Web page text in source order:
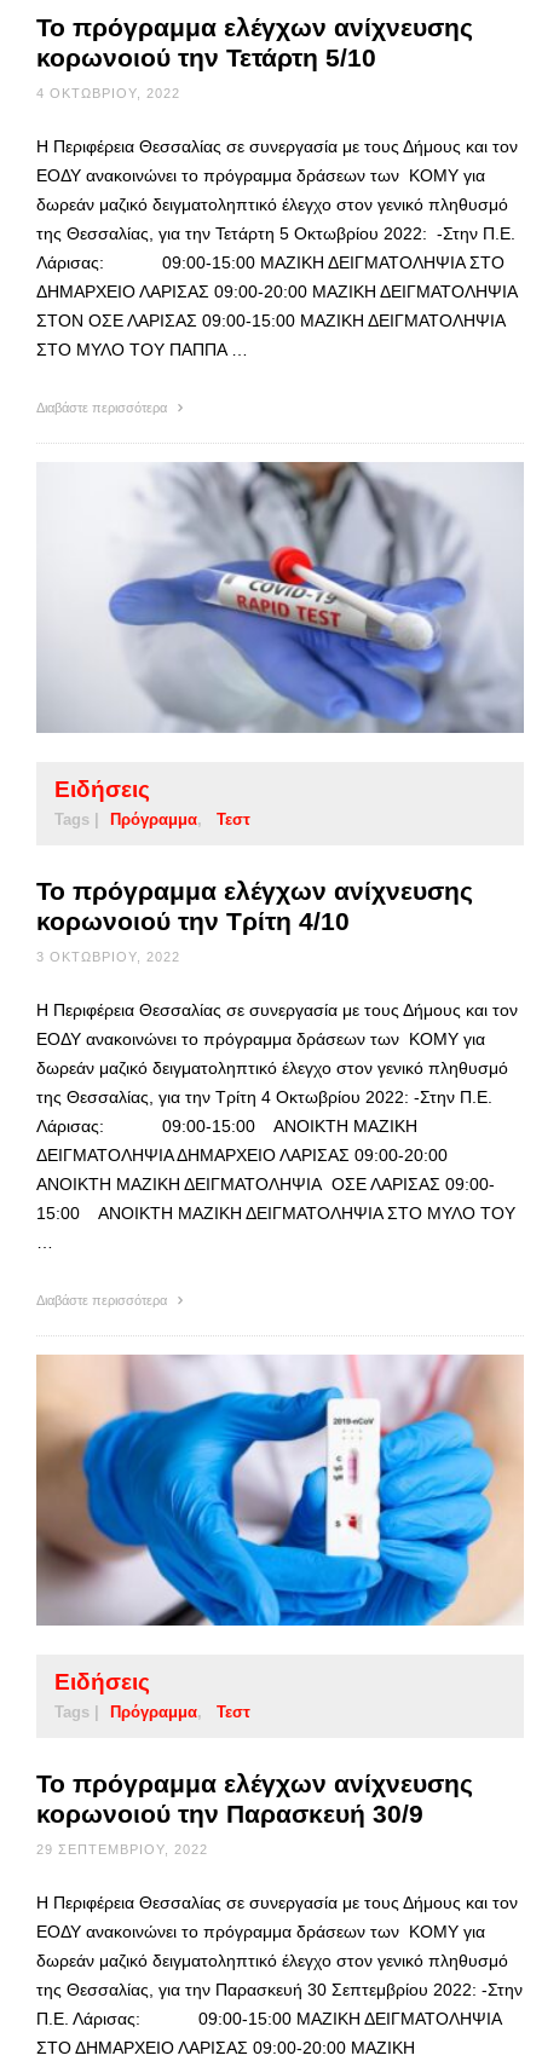
Το πρόγραμμα ελέγχων ανίχνευσης
κορωνοιού την Τετάρτη 5/10
4 ΟΚΤΩΒΡΊΟΥ, 2022
Η Περιφέρεια Θεσσαλίας σε συνεργασία με τους Δήμους και τον
ΕΟΔΥ ανακοινώνει το πρόγραμμα δράσεων των ΚΟΜΥ για
δωρεάν μαζικό δειγματοληπτικό έλεγχο στον γενικό πληθυσμό
της Θεσσαλίας, για την Τετάρτη 5 Οκτωβρίου 2022: -Στην Π.Ε.
Λάρισας: 09:00-15:00 ΜΑΖΙΚΗ ΔΕΙΓΜΑΤΟΛΗΨΙΑ ΣΤΟ
ΔΗΜΑΡΧΕΙΟ ΛΑΡΙΣΑΣ 09:00-20:00 ΜΑΖΙΚΗ ΔΕΙΓΜΑΤΟΛΗΨΙΑ
ΣΤΟΝ ΟΣΕ ΛΑΡΙΣΑΣ 09:00-15:00 ΜΑΖΙΚΗ ΔΕΙΓΜΑΤΟΛΗΨΙΑ
ΣΤΟ ΜΥΛΟ ΤΟΥ ΠΑΠΠΑ …
Διαβάστε περισσότερα
Ειδήσεις
Tags | Πρόγραμμα Τεστ
Το πρόγραμμα ελέγχων ανίχνευσης
κορωνοιού την Τρίτη 4/10
3 ΟΚΤΩΒΡΊΟΥ, 2022
Η Περιφέρεια Θεσσαλίας σε συνεργασία με τους Δήμους και τον
ΕΟΔΥ ανακοινώνει το πρόγραμμα δράσεων των ΚΟΜΥ για
δωρεάν μαζικό δειγματοληπτικό έλεγχο στον γενικό πληθυσμό
της Θεσσαλίας, για την Τρίτη 4 Οκτωβρίου 2022: -Στην Π.Ε.
Λάρισας: 09:00-15:00 ΑΝΟΙΚΤΗ ΜΑΖΙΚΗ
ΔΕΙΓΜΑΤΟΛΗΨΙΑ ΔΗΜΑΡΧΕΙΟ ΛΑΡΙΣΑΣ 09:00-20:00
ΑΝΟΙΚΤΗ ΜΑΖΙΚΗ ΔΕΙΓΜΑΤΟΛΗΨΙΑ ΟΣΕ ΛΑΡΙΣΑΣ 09:00-
15:00 ΑΝΟΙΚΤΗ ΜΑΖΙΚΗ ΔΕΙΓΜΑΤΟΛΗΨΙΑ ΣΤΟ ΜΥΛΟ ΤΟΥ
Διαβάστε περισσότερα
Ειδήσεις
Tags | Πρόγραμμα Τεστ
Το πρόγραμμα ελέγχων ανίχνευσης
κορωνοιού την Παρασκευή 30/9
29 ΣΕΠΤΕΜΒΡΊΟΥ, 2022
Η Περιφέρεια Θεσσαλίας σε συνεργασία με τους Δήμους και τον
ΕΟΔΥ ανακοινώνει το πρόγραμμα δράσεων των ΚΟΜΥ για
δωρεάν μαζικό δειγματοληπτικό έλεγχο στον γενικό πληθυσμό
της Θεσσαλίας, για την Παρασκευή 30 Σεπτεμβρίου 2022: -Στην
Π.Ε. Λάρισας: 09:00-15:00 ΜΑΖΙΚΗ ΔΕΙΓΜΑΤΟΛΗΨΙΑ
ΣΤΟ ΔΗΜΑΡΧΕΙΟ ΛΑΡΙΣΑΣ 09:00-20:00 ΜΑΖΙΚΗ